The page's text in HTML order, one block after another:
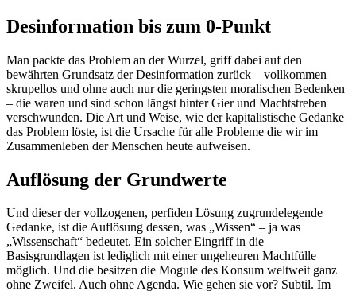
Desinformation bis zum 0-Punkt
Man packte das Problem an der Wurzel, griff dabei auf den
bewährten Grundsatz der Desinformation zurück – vollkommen
skrupellos und ohne auch nur die geringsten moralischen Bedenken
– die waren und sind schon längst hinter Gier und Machtstreben
verschwunden. Die Art und Weise, wie der kapitalistische Gedanke
das Problem löste, ist die Ursache für alle Probleme die wir im
Zusammenleben der Menschen heute aufweisen.
Auflösung der Grundwerte
Und dieser der vollzogenen, perfiden Lösung zugrundelegende
Gedanke, ist die Auflösung dessen, was „Wissen“ – ja was
„Wissenschaft“ bedeutet. Ein solcher Eingriff in die
Basisgrundlagen ist lediglich mit einer ungeheuren Machtfülle
möglich. Und die besitzen die Mogule des Konsum weltweit ganz
ohne Zweifel. Auch ohne Agenda. Wie gehen sie vor? Subtil. Im